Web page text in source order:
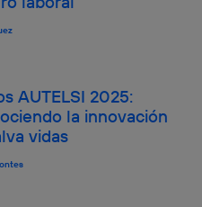
AUTELSI 2025:
la innovación
vidas